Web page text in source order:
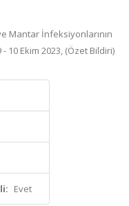
Mantar İnfeksiyonlarının
10 Ekim 2023, (Özet Bildiri)
Evet